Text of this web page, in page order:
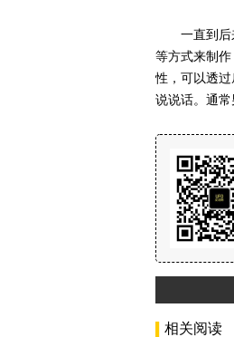
一直到
等方式来制
性，可以透
说说话。通常
相关阅读